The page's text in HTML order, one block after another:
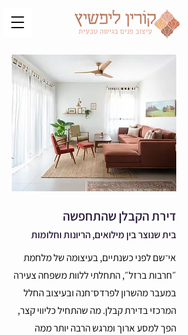
דירת הקבלן שהתחפשה
בית שנוצר בין מילואים, הריונות וחלומות
אי־שם לפני כשנתיים, בעיצומה של מלחמת
״חרבות ברזל״, התחלתי ללוות משפחה צעירה
במעבר מהשרון לפרדס־חנה ובעיצוב החלל
המרכזי בדירת קבלן. מה שהתחיל כליווי קצר,
הפך למסע ארוך ומרגש הרבה יותר ממה